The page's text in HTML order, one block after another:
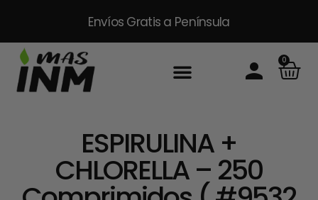
Envíos Gratis a Península
0
ESPIRULINA +
CHLORELLA – 250